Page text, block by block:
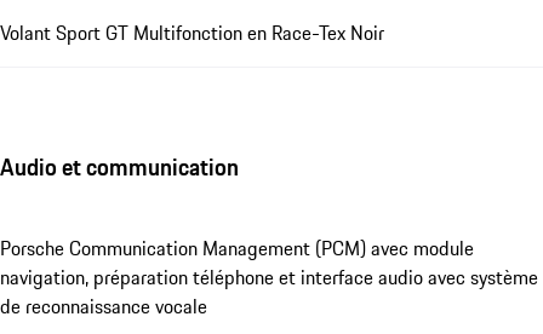
Volant Sport GT Multifonction en Race-Tex Noir
Audio et communication
Porsche Communication Management (PCM) avec module
navigation, préparation téléphone et interface audio avec système
de reconnaissance vocale